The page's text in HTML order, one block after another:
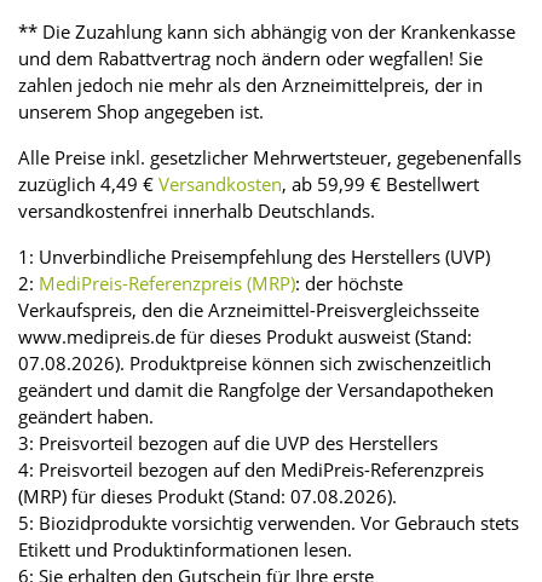
** Die Zuzahlung kann sich abhängig von der Krankenkasse
und dem Rabattvertrag noch ändern oder wegfallen! Sie
zahlen jedoch nie mehr als den Arzneimittelpreis, der in
unserem Shop angegeben ist.
Alle Preise inkl. gesetzlicher Mehrwertsteuer, gegebenenfalls
zuzüglich 4,49 € Versandkosten, ab 59,99 € Bestellwert
versandkostenfrei innerhalb Deutschlands.
1: Unverbindliche Preisempfehlung des Herstellers (UVP)
2: MediPreis-Referenzpreis (MRP): der höchste
Verkaufspreis, den die Arzneimittel-Preisvergleichsseite
www.medipreis.de für dieses Produkt ausweist (Stand:
07.08.2026). Produktpreise können sich zwischenzeitlich
geändert und damit die Rangfolge der Versandapotheken
geändert haben.
3: Preisvorteil bezogen auf die UVP des Herstellers
4: Preisvorteil bezogen auf den MediPreis-Referenzpreis
(MRP) für dieses Produkt (Stand: 07.08.2026).
5: Biozidprodukte vorsichtig verwenden. Vor Gebrauch stets
Etikett und Produktinformationen lesen.
6: Sie erhalten den Gutschein für Ihre erste